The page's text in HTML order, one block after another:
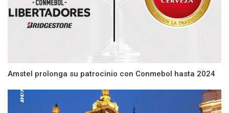
Amstel prolonga su patrocinio con Conmebol hasta 2024